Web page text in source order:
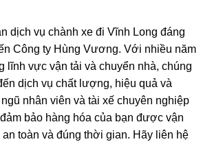
dịch vụ chành xe đi Vĩnh Long đáng
Công ty Hùng Vương. Với nhiều năm
lĩnh vực vận tải và chuyển nhà, chúng
dịch vụ chất lượng, hiệu quả và
nhân viên và tài xế chuyên nghiệp
bảo hàng hóa của bạn được vận
toàn và đúng thời gian. Hãy liên hệ